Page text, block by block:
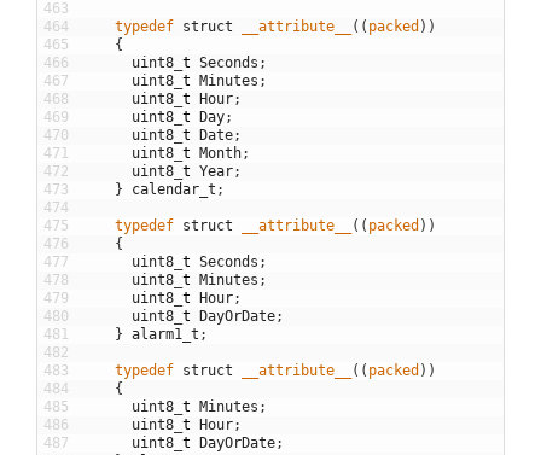
463
464
465
466
467
468
469
470
471
472
473
474
475
476
477
478
479
480
481
482
483
484
485
486
487
typedef struct __attribute__ ( ( packed ) )
{
uint8 t Seconds ;
uint8 t Minutes ;
uint8 t Hour;
uint8 t Day;
uint8 t Date;
uint8 t Month;
uint8 t Year;
}
calendar_t ;
typedef struct __attribute__ ( ( packed ) )
{
uint8 t Seconds ;
uint8 t Minutes ;
uint8 t Hour;
uint8 t DayOrDate;
} alarm1_t ;
typedef struct __attribute__ ( ( packed ) )
{
uint8 t Minutes ;
uint8 t Hour;
uint8 t DayOrDate;